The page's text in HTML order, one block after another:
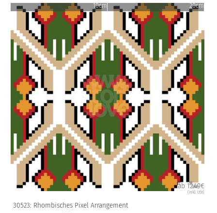
10cm 20cm
ab 12.49€
(inkl. USt)
30523: Rhombisches Pixel Arrangement